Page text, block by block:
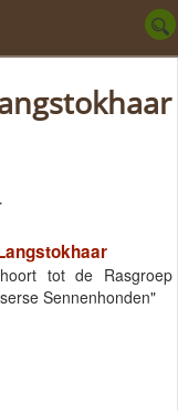
tot de Rasgroep
Sennenhonden"